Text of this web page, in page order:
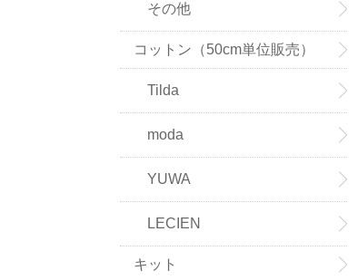
その他
コットン（50cm単位販売）
Tilda
moda
YUWA
LECIEN
キット